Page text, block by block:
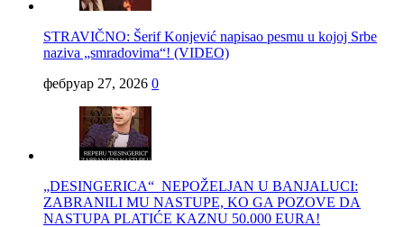
STRAVIČNO: Šerif Konjević napisao pesmu u kojoj Srbe
naziva „smradovima“! (VIDEO)
фебруар 27, 2026 0
„DESINGERICA“ NEPOŽELJAN U BANJALUCI:
ZABRANILI MU NASTUPE, KO GA POZOVE DA
NASTUPA PLATIĆE KAZNU 50.000 EURA!